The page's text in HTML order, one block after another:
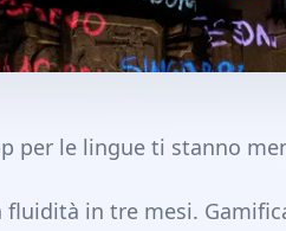
per le lingue ti stanno
in tre mesi.